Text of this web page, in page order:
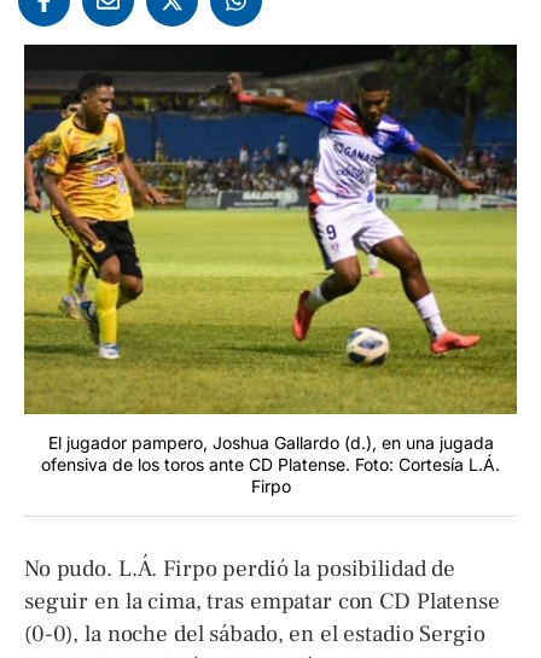
El jugador pampero, Joshua Gallardo (d.), en una jugada
ofensiva de los toros ante CD Platense. Foto: Cortesía L.Á.
Firpo
No pudo. L.Á. Firpo perdió la posibilidad de
seguir en la cima, tras empatar con CD Platense
(0-0), la noche del sábado, en el estadio Sergio